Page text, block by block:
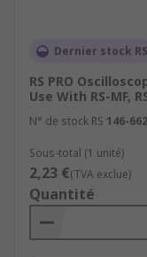
Dernier stock RS
RS PRO
Use With RS-MF,
N° de stock RS 146-
Sous-total (1 unité)
2,23 €(TVA exclue)
Quantité